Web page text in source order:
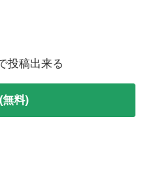
投稿出来る
無料)